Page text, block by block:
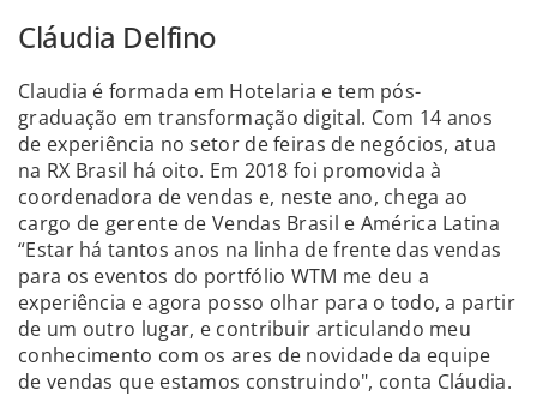
Cláudia Delfino
Claudia é formada em Hotelaria e tem pós-
graduação em transformação digital. Com 14 anos
de experiência no setor de feiras de negócios, atua
na RX Brasil há oito. Em 2018 foi promovida à
coordenadora de vendas e, neste ano, chega ao
cargo de gerente de Vendas Brasil e América Latina
“Estar há tantos anos na linha de frente das vendas
para os eventos do portfólio WTM me deu a
experiência e agora posso olhar para o todo, a partir
de um outro lugar, e contribuir articulando meu
conhecimento com os ares de novidade da equipe
de vendas que estamos construindo", conta Cláudia.